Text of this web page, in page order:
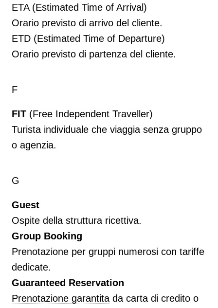
ETA (Estimated Time of Arrival)
Orario previsto di arrivo del cliente.
ETD (Estimated Time of Departure)
Orario previsto di partenza del cliente.
F
FIT(Free Independent Traveller)
Turista individuale che viaggia senza gruppo
o agenzia.
G
Guest
Ospite della struttura ricettiva.
Group Booking
Prenotazione per gruppi numerosi con tariffe
dedicate.
Guaranteed Reservation
Prenotazione garantitada carta di credito o